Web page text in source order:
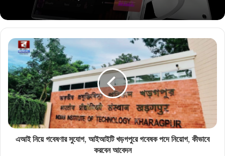
এআই নিয়ে গবেষণার সুযোগ, আইআইটি খড়গপুরে গবেষক পদে নিয়োগ, কীভাবে
করবেন আবেদন